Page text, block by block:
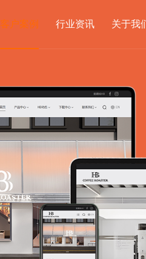
客户案例 行业资讯 关于我